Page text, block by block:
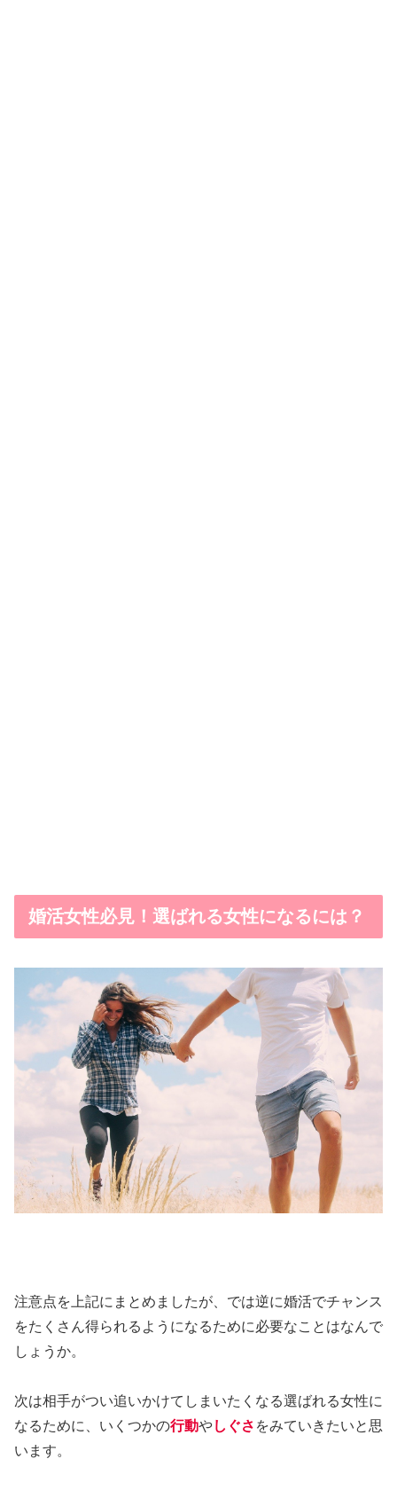
婚活女性必見！選ばれる女性になるには？
注意点を上記にまとめましたが、では逆に婚活でチャンス
をたくさん得られるようになるために必要なことはなんで
しょうか。
次は相手がつい追いかけてしまいたくなる選ばれる女性に
なるために、いくつかの行動やしぐさ をみていきたいと思
います。